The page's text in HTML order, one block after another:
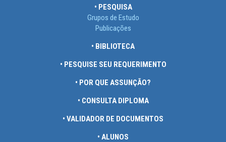
• PESQUISA
Grupos de Estudo
Publicações
• BIBLIOTECA
• PESQUISE SEU REQUERIMENTO
• POR QUE ASSUNÇÃO?
• CONSULTA DIPLOMA
• VALIDADOR DE DOCUMENTOS
• ALUNOS